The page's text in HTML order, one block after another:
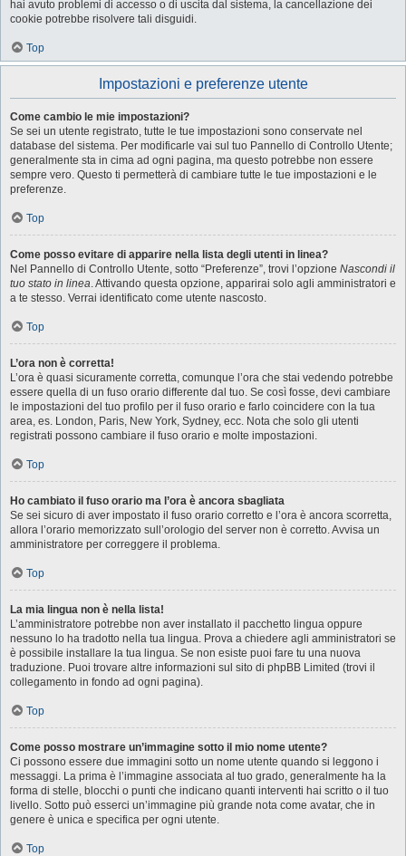
hai avuto problemi di accesso o di uscita dal sistema, la cancellazione dei
cookie potrebbe risolvere tali disguidi.
Top
Impostazioni e preferenze utente
Come cambio le mie impostazioni?
Se sei un utente registrato, tutte le tue impostazioni sono conservate nel
database del sistema. Per modificarle vai sul tuo Pannello di Controllo Utente;
generalmente sta in cima ad ogni pagina, ma questo potrebbe non essere
sempre vero. Questo ti permetterà di cambiare tutte le tue impostazioni e le
preferenze.
Top
Come posso evitare di apparire nella lista degli utenti in linea?
Nel Pannello di Controllo Utente, sotto “Preferenze”, trovi l’opzione Nascondi il
tuo stato in linea. Attivando questa opzione, apparirai solo agli amministratori e
a te stesso. Verrai identificato come utente nascosto.
Top
L’ora non è corretta!
L’ora è quasi sicuramente corretta, comunque l’ora che stai vedendo potrebbe
essere quella di un fuso orario differente dal tuo. Se così fosse, devi cambiare
le impostazioni del tuo profilo per il fuso orario e farlo coincidere con la tua
area, es. London, Paris, New York, Sydney, ecc. Nota che solo gli utenti
registrati possono cambiare il fuso orario e molte impostazioni.
Top
Ho cambiato il fuso orario ma l’ora è ancora sbagliata
Se sei sicuro di aver impostato il fuso orario corretto e l’ora è ancora scorretta,
allora l’orario memorizzato sull’orologio del server non è corretto. Avvisa un
amministratore per correggere il problema.
Top
La mia lingua non è nella lista!
L’amministratore potrebbe non aver installato il pacchetto lingua oppure
nessuno lo ha tradotto nella tua lingua. Prova a chiedere agli amministratori se
è possibile installare la tua lingua. Se non esiste puoi fare tu una nuova
traduzione. Puoi trovare altre informazioni sul sito di phpBB Limited (trovi il
collegamento in fondo ad ogni pagina).
Top
Come posso mostrare un’immagine sotto il mio nome utente?
Ci possono essere due immagini sotto un nome utente quando si leggono i
messaggi. La prima è l’immagine associata al tuo grado, generalmente ha la
forma di stelle, blocchi o punti che indicano quanti interventi hai scritto o il tuo
livello. Sotto può esserci un’immagine più grande nota come avatar, che in
genere è unica e specifica per ogni utente.
Top